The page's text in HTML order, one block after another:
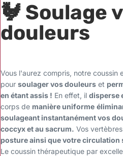
🐓 Soulage
douleurs
Vous l'aurez compris, notre coussin
pour soulager vos douleurs et
en étant assis ! En effet, il disperse
corps de manière uniforme
soulageant instantanément vos
coccyx et au sacrum. Vos
posture ainsi que votre circulation
Le coussin thérapeutique par